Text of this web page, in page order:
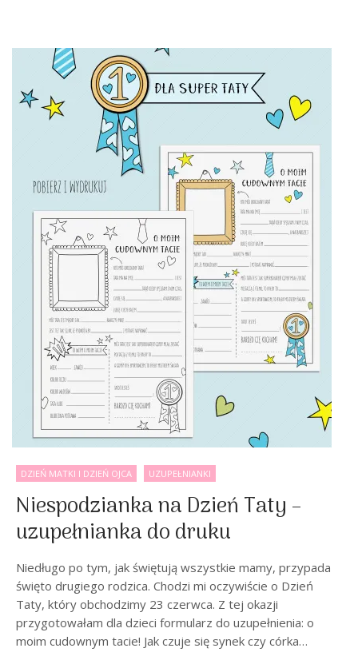
DZIEŃ MATKI I DZIEŃ OJCA UZUPEŁNIANKI
Niespodzianka na Dzień Taty –
uzupełnianka do druku
Niedługo po tym, jak świętują wszystkie mamy, przypada
święto drugiego rodzica. Chodzi mi oczywiście o Dzień
Taty, który obchodzimy 23 czerwca. Z tej okazji
przygotowałam dla dzieci formularz do uzupełnienia: o
moim cudownym tacie! Jak czuje się synek czy córka…